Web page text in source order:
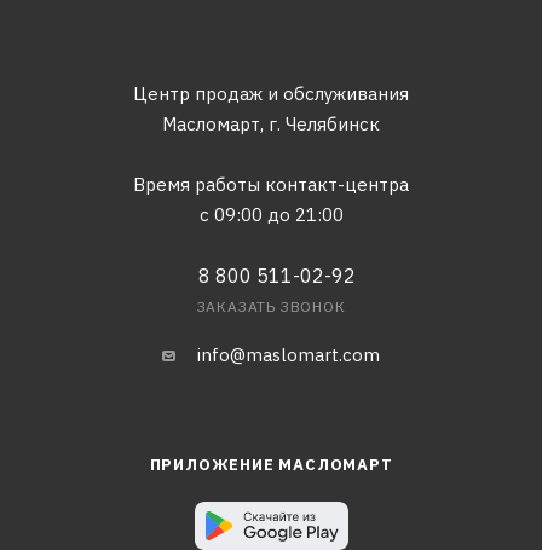
Центр продаж и обслуживания
Масломарт, г. Челябинск
Время работы контакт-центра
с 09:00 до 21:00
8 800 511-02-92
ЗАКАЗАТЬ ЗВОНОК
info@maslomart.com
ПРИЛОЖЕНИЕ МАСЛОМАРТ